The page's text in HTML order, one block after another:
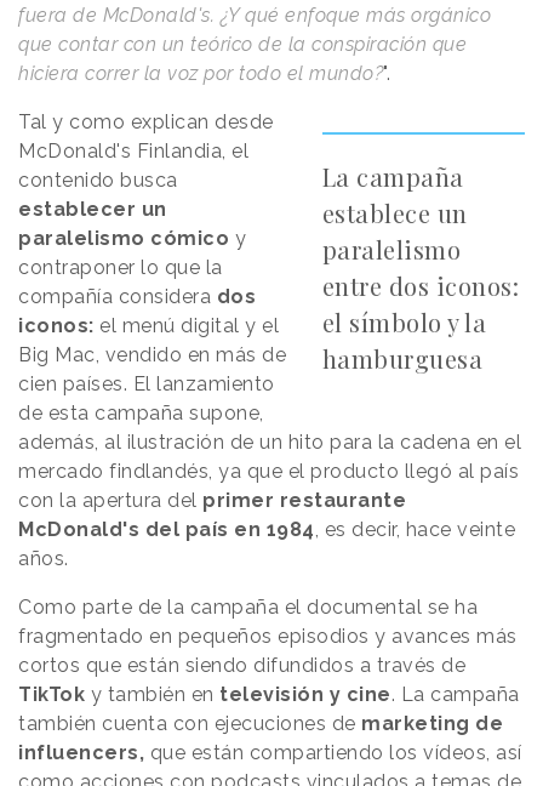
fuera de McDonald's. ¿Y qué enfoque más orgánico
que contar con un teórico de la conspiración que
hiciera correr la voz por todo el mundo?".
La campaña
establece un
paralelismo
entre dos iconos:
el símbolo y la
hamburguesa
Tal y como explican desde
McDonald's Finlandia, el
contenido busca
establecer un
paralelismo cómico y
contraponer lo que la
compañía considera dos
iconos: el menú digital y el
Big Mac, vendido en más de
cien países. El lanzamiento
de esta campaña supone,
además, al ilustración de un hito para la cadena en el
mercado findlandés, ya que el producto llegó al país
con la apertura del primer restaurante
McDonald's del país en 1984 , es decir, hace veinte
años.
Como parte de la campaña el documental se ha
fragmentado en pequeños episodios y avances más
cortos que están siendo difundidos a través de
TikTok y también en televisión y cine. La campaña
también cuenta con ejecuciones de marketing de
influencers, que están compartiendo los vídeos, así
como acciones con podcasts vinculados a temas de